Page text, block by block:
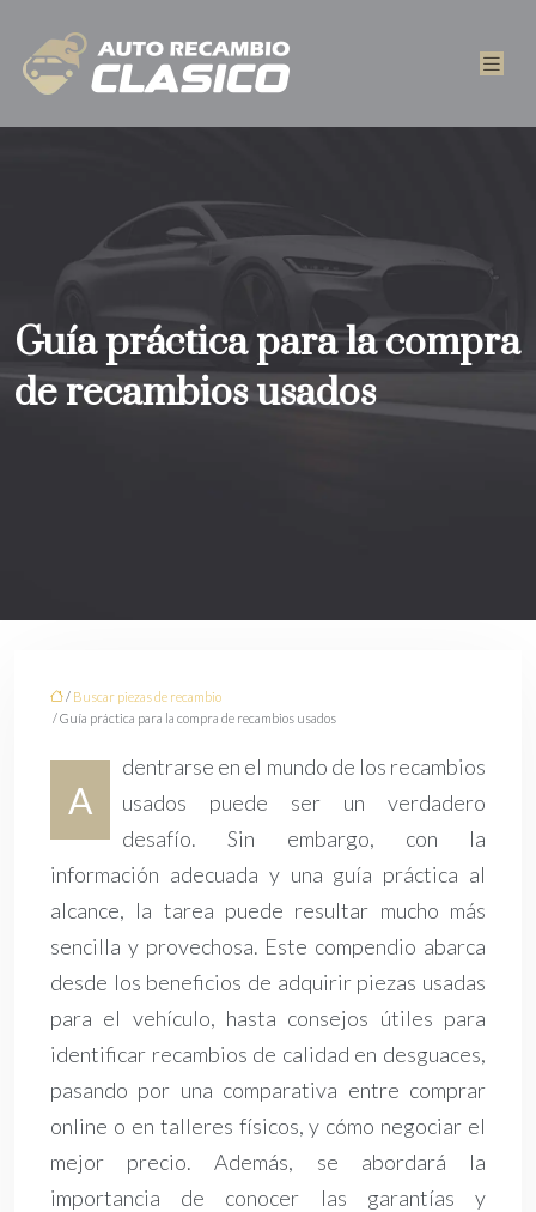
Guía práctica para la compra
de recambios usados
/ Buscar piezas de recambio
/ Guía práctica para la compra de recambios usados
A
dentrarse en el mundo de los recambios
usados puede ser un verdadero
desafío. Sin embargo, con la
información adecuada y una guía práctica al
alcance, la tarea puede resultar mucho más
sencilla y provechosa. Este compendio abarca
desde los beneficios de adquirir piezas usadas
para el vehículo, hasta consejos útiles para
identificar recambios de calidad en desguaces,
pasando por una comparativa entre comprar
online o en talleres físicos, y cómo negociar el
mejor precio. Además, se abordará la
importancia de conocer las garantías y